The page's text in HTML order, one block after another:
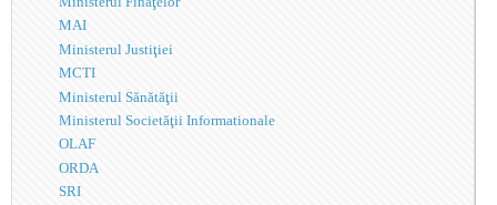
MAI
Ministerul Justiţiei
MCTI
Ministerul Sănătăţii
Ministerul Societăţii Informationale
OLAF
ORDA
SRI